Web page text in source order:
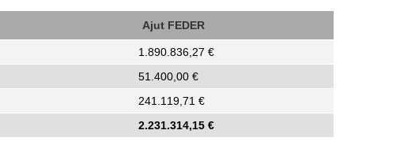
Ajut FEDER
1.890.836,27 €
51.400,00 €
241.119,71 €
2.231.314,15 €